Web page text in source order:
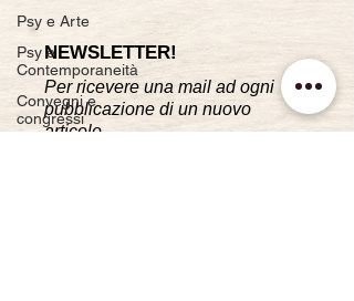
Psy e Arte
Psy e
Contemporaneità
Convegni e
congressi
NEWSLETTER!
Per ricevere una mail ad ogni
pubblicazione di un nuovo
articolo.